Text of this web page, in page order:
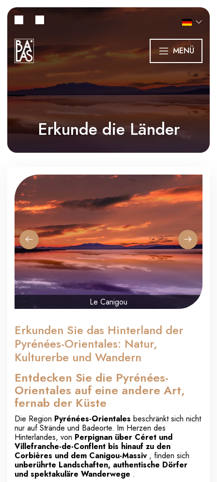
MENÜ
Erkunde die Länder
Le Canigou
Erkunden Sie das Hinterland der
Pyrénées-Orientales: Natur,
Kulturerbe und Wandern
Entdecken Sie die Pyrénées-
Orientales auf eine andere Art,
fernab der Küste
Die Region Pyrénées-Orientales beschränkt sich nicht
nur auf Strände und Badeorte. Im Herzen des
Hinterlandes, von Perpignan über Céret und
Villefranche-de-Conflent bis hinauf zu den
Corbières und dem Canigou-Massiv, finden sich
unberührte Landschaften, authentische Dörfer
und spektakuläre Wanderwege .